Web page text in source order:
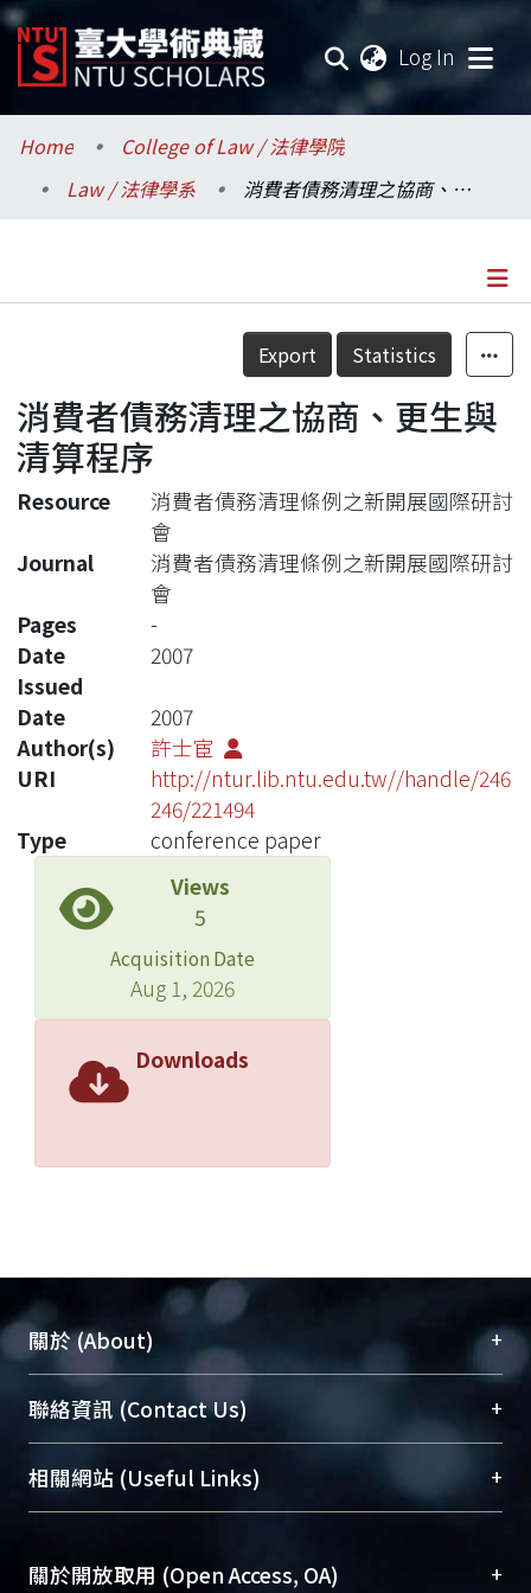
Log In
Communities & Collections
Research Outputs
Statistics
Home
College of Law / 法律學院
Law / 法律學系
消費者債務清理之協商、更生與清算程序
Details
Export Statistics
消費者債務清理之協商、更生與
清算程序
Resource
消費者債務清理條例之新開展國際研討
會
Journal
消費者債務清理條例之新開展國際研討
會
Pages
-
Date
Issued
2007
Date
2007
Author(s)
許士宦
URI
http://ntur.lib.ntu.edu.tw//handle/246
246/221494
Type
conference paper
Views
5
Acquisition Date
Aug 1, 2026
Downloads
關於 (About) +
臺大位居世界頂尖大學之列，為永久珍藏及向國際
展現本校豐碩的研究成果及學術能量，圖書館整合
機構典藏（NTUR）與學術庫（AH）不同功能平
台，成為臺大學術典藏NTU scholars。期能整合研
成果。
聯絡資訊 (Contact Us) +
總館學科館員(Main Library)
醫學圖書館學科館員(Medical Library)
Sciences Library)
相關網站 (Useful Links) +
關於開放取用 (Open Access, OA) +